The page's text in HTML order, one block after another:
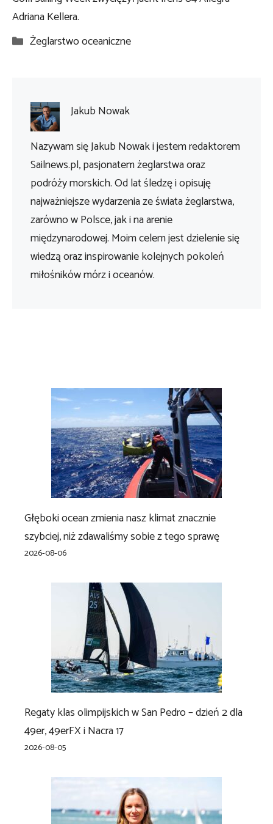
Adriana Kellera.
Kategorie
Żeglarstwo oceaniczne
Jakub Nowak
Nazywam się Jakub Nowak i jestem redaktorem
Sailnews.pl, pasjonatem żeglarstwa oraz
podróży morskich. Od lat śledzę i opisuję
najważniejsze wydarzenia ze świata żeglarstwa,
zarówno w Polsce, jak i na arenie
międzynarodowej. Moim celem jest dzielenie się
wiedzą oraz inspirowanie kolejnych pokoleń
miłośników mórz i oceanów.
Głęboki ocean zmienia nasz klimat znacznie
szybciej, niż zdawaliśmy sobie z tego sprawę
2026-08-06
Regaty klas olimpijskich w San Pedro – dzień 2 dla
49er, 49erFX i Nacra 17
2026-08-05